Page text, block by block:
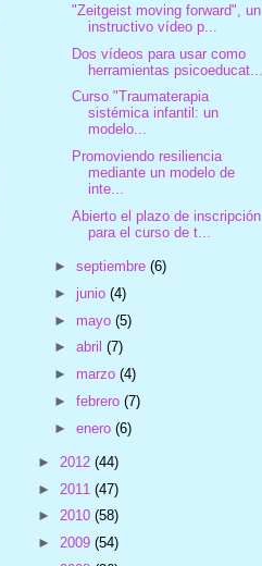
"Zeitgeist moving forward", un
instructivo vídeo p...
Dos vídeos para usar como
herramientas psicoeducat...
Curso "Traumaterapia
sistémica infantil: un
modelo...
Promoviendo resiliencia
mediante un modelo de
inte...
Abierto el plazo de inscripción
para el curso de t...
►septiembre(6)
►junio(4)
► mayo(5)
►abril(7)
► marzo(4)
►febrero(7)
►enero(6)
► 2012 (44)
► 2011 (47)
► 2010 (58)
► 2009 (54)